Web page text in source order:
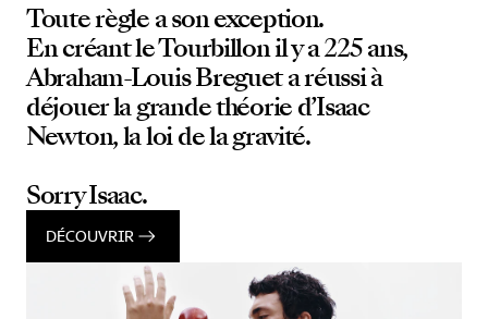
Toute règle a son exception.
En créant le Tourbillon il y a 225 ans,
Abraham-Louis Breguet a réussi à
déjouer la grande théorie d’Isaac
Newton, la loi de la gravité.
Sorry Isaac.
DÉCOUVRIR